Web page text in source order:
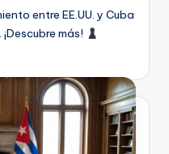
entre EE.UU. y Cuba
más!